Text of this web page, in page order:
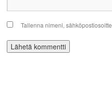
Tallenna nimeni,